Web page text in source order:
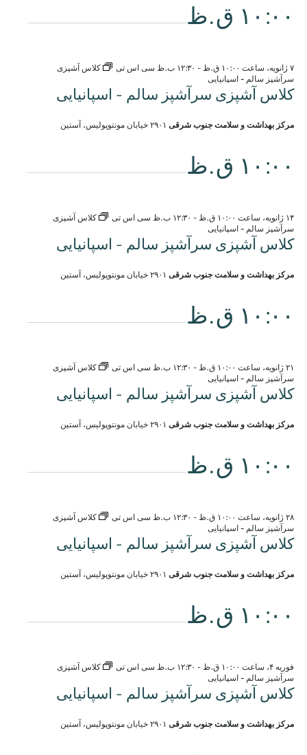
۱۰:۰۰ ق.ظ
کلاس آشپزی سرآشپز سالم - اسپانیایی
۷ ژانویه، ساعت ۱۰:۰۰ ق.ظ - ۱۲:۳۰ ب.ظ سی اس تی
کلاس آشپزی
سرآشپز سالم - اسپانیایی
مرکز بهداشت و سلامت جنوب شرقی ۲۹۰۱ خیابان مونتوپولیس، آستین
۱۰:۰۰ ق.ظ
کلاس آشپزی سرآشپز سالم - اسپانیایی
۱۴ ژانویه، ساعت ۱۰:۰۰ ق.ظ - ۱۲:۳۰ ب.ظ سی اس تی
کلاس آشپزی
سرآشپز سالم - اسپانیایی
مرکز بهداشت و سلامت جنوب شرقی ۲۹۰۱ خیابان مونتوپولیس، آستین
۱۰:۰۰ ق.ظ
کلاس آشپزی سرآشپز سالم - اسپانیایی
۲۱ ژانویه، ساعت ۱۰:۰۰ ق.ظ - ۱۲:۳۰ ب.ظ سی اس تی
کلاس آشپزی
سرآشپز سالم - اسپانیایی
مرکز بهداشت و سلامت جنوب شرقی ۲۹۰۱ خیابان مونتوپولیس، آستین
۱۰:۰۰ ق.ظ
کلاس آشپزی سرآشپز سالم - اسپانیایی
۲۸ ژانویه، ساعت ۱۰:۰۰ ق.ظ - ۱۲:۳۰ ب.ظ سی اس تی
کلاس آشپزی
سرآشپز سالم - اسپانیایی
مرکز بهداشت و سلامت جنوب شرقی ۲۹۰۱ خیابان مونتوپولیس، آستین
۱۰:۰۰ ق.ظ
کلاس آشپزی سرآشپز سالم - اسپانیایی
فوریه ۴، ساعت ۱۰:۰۰ ق.ظ - ۱۲:۳۰ ب.ظ سی اس تی
کلاس آشپزی
سرآشپز سالم - اسپانیایی
مرکز بهداشت و سلامت جنوب شرقی ۲۹۰۱ خیابان مونتوپولیس، آستین